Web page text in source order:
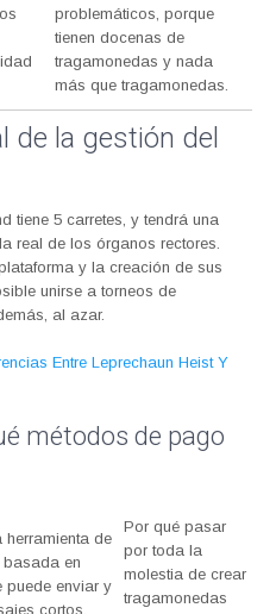
problemáticos, porque
tienen docenas de
tragamonedas y nada
más que tragamonedas.
de la gestión del
tiene 5 carretes, y tendrá una
real de los órganos rectores.
y la creación de sus
unirse a torneos de
al azar.
Entre Leprechaun Heist Y
métodos de pago
herramienta de
en
puede enviar y
cortos,
Por qué pasar
por toda la
molestia de crear
tragamonedas